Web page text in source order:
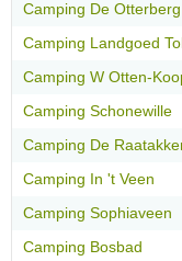
Camping De Otterberg
Camping Landgoed
Camping W Otten-
Camping Schonewille
Camping De
Camping In 't Veen
Camping Sophiaveen
Camping Bosbad